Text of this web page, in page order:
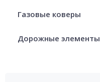
Газовые коверы
Дорожные элементы